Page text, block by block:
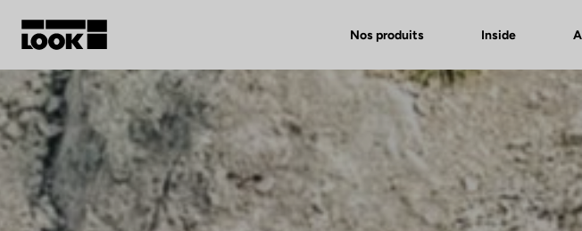
Nos produits Inside
Mon compte
Nos revendeurs
FR